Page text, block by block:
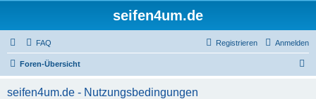
seifen4um.de
FAQ Anmelden
Registrieren
Foren-Übersicht
seifen4um.de - Nutzungsbedingungen